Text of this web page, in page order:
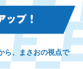
、
まさおの視点で